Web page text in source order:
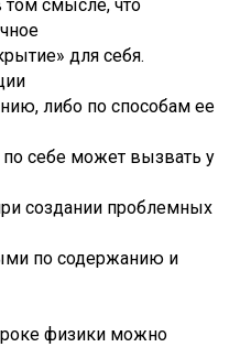
том смысле, что
для себя.
либо по способам ее
себе может вызвать у
создании проблемных
по содержанию и
физики можно